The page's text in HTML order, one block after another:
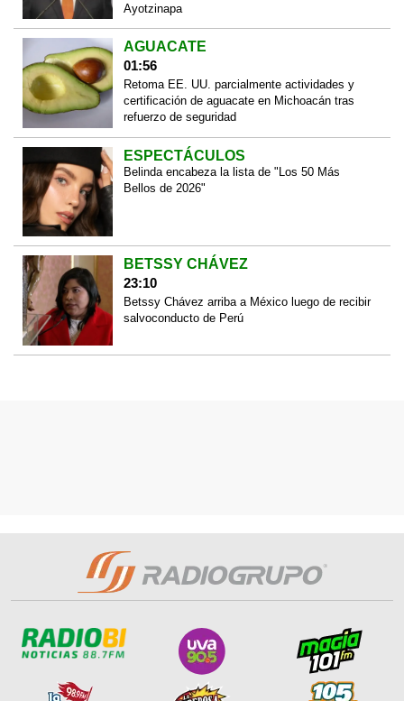
Ayotzinapa
AGUACATE
01:56
Retoma EE. UU. parcialmente actividades y
certificación de aguacate en Michoacán tras
refuerzo de seguridad
ESPECTÁCULOS
Belinda encabeza la lista de "Los 50 Más
Bellos de 2026"
BETSSY CHÁVEZ
23:10
Betssy Chávez arriba a México luego de recibir
salvoconducto de Perú